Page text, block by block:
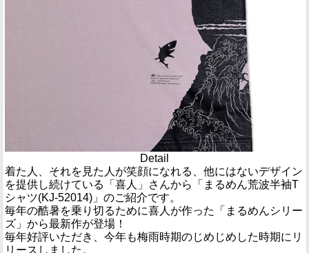
Detail
着た人、それを見た人が笑顔になれる、他にはないデザイン
を提供し続けている「喜人」さんから「まるめん荒波半袖T
シャツ(KJ-52014)」のご紹介です。
毎年の酷暑を乗り切るために喜人が作った「まるめんシリー
ズ」から最新作が登場！
毎年好評いただき、今年も梅雨時期のじめじめした時期にリ
リースしました。